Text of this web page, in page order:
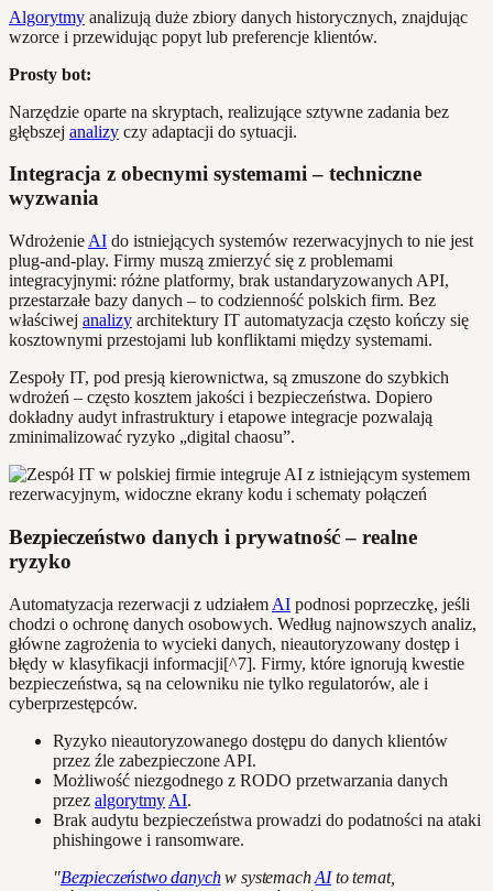
Algorytmy analizują duże zbiory danych historycznych, znajdując
wzorce i przewidując popyt lub preferencje klientów.
Prosty bot:
Narzędzie oparte na skryptach, realizujące sztywne zadania bez
głębszej analizy czy adaptacji do sytuacji.
Integracja z obecnymi systemami – techniczne
wyzwania
Wdrożenie AI do istniejących systemów rezerwacyjnych to nie jest
plug-and-play. Firmy muszą zmierzyć się z problemami
integracyjnymi: różne platformy, brak ustandaryzowanych API,
przestarzałe bazy danych – to codzienność polskich firm. Bez
właściwej analizy architektury IT automatyzacja często kończy się
kosztownymi przestojami lub konfliktami między systemami.
Zespoły IT, pod presją kierownictwa, są zmuszone do szybkich
wdrożeń – często kosztem jakości i bezpieczeństwa. Dopiero
dokładny audyt infrastruktury i etapowe integracje pozwalają
zminimalizować ryzyko „digital chaosu”.
Bezpieczeństwo danych i prywatność – realne
ryzyko
Automatyzacja rezerwacji z udziałem AI podnosi poprzeczkę, jeśli
chodzi o ochronę danych osobowych. Według najnowszych analiz,
główne zagrożenia to wycieki danych, nieautoryzowany dostęp i
błędy w klasyfikacji informacji[^7]. Firmy, które ignorują kwestie
bezpieczeństwa, są na celowniku nie tylko regulatorów, ale i
cyberprzestępców.
Ryzyko nieautoryzowanego dostępu do danych klientów
przez źle zabezpieczone API.
Możliwość niezgodnego z RODO przetwarzania danych
przez algorytmy AI.
Brak audytu bezpieczeństwa prowadzi do podatności na ataki
phishingowe i ransomware.
"Bezpieczeństwo danychw systemachAIto temat,